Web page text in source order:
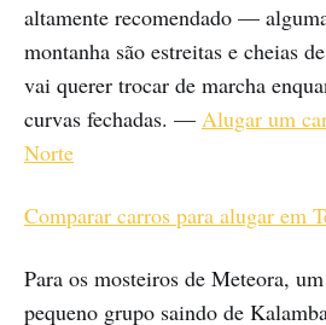
altamente recomendado —
montanha são estreitas e cheias
vai querer trocar de marcha
curvas fechadas. — Alugar um
Norte
Comparar carros para alugar em
Para os mosteiros de Meteora,
pequeno grupo saindo de